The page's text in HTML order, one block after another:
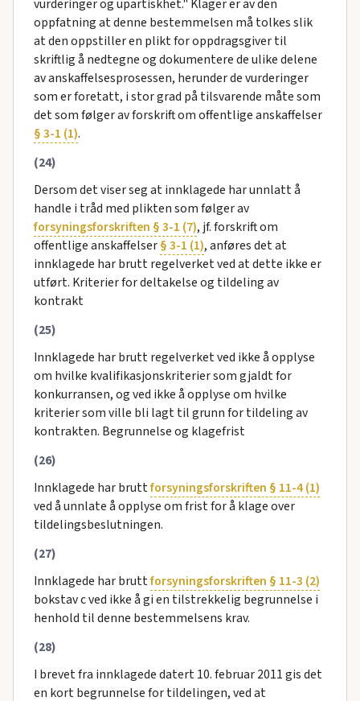
vurderinger og upartiskhet." Klager er av den
oppfatning at denne bestemmelsen må tolkes slik
at den oppstiller en plikt for oppdragsgiver til
skriftlig å nedtegne og dokumentere de ulike delene
av anskaffelsesprosessen, herunder de vurderinger
som er foretatt, i stor grad på tilsvarende måte som
det som følger av forskrift om offentlige anskaffelser
§ 3-1 (1).
(24)
Dersom det viser seg at innklagede har unnlatt å
handle i tråd med plikten som følger av
forsyningsforskriften § 3-1 (7), jf. forskrift om
offentlige anskaffelser§ 3-1 (1), anføres det at
innklagede har brutt regelverket ved at dette ikke er
utført. Kriterier for deltakelse og tildeling av
kontrakt
(25)
Innklagede har brutt regelverket ved ikke å opplyse
om hvilke kvalifikasjonskriterier som gjaldt for
konkurransen, og ved ikke å opplyse om hvilke
kriterier som ville bli lagt til grunn for tildeling av
kontrakten. Begrunnelse og klagefrist
(26)
Innklagede har bruttforsyningsforskriften § 11-4 (1)
ved å unnlate å opplyse om frist for å klage over
tildelingsbeslutningen.
(27)
Innklagede har bruttforsyningsforskriften § 11-3 (2)
bokstav c ved ikke å gi en tilstrekkelig begrunnelse i
henhold til denne bestemmelsens krav.
(28)
I brevet fra innklagede datert 10. februar 2011 gis det
en kort begrunnelse for tildelingen, ved at